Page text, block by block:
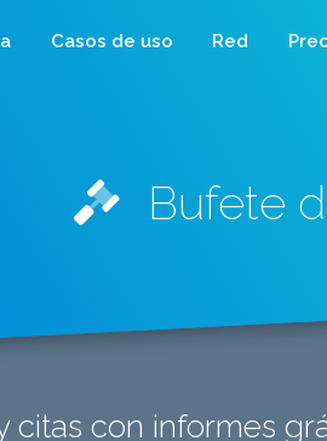
Casos de uso Red
Bufete
citas con informes